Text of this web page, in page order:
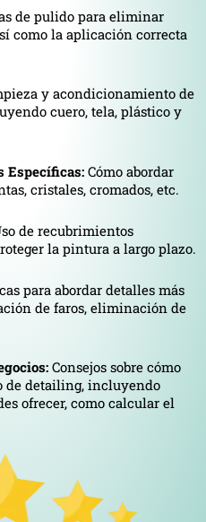
de pulido para eliminar
como la aplicación correcta
y acondicionamiento de
cuero, tela, plástico y
Específicas: Cómo abordar
cristales, cromados, etc.
de recubrimientos
la pintura a largo plazo.
para abordar detalles más
de faros, eliminación de
Consejos sobre cómo
de detailing, incluyendo
ofrecer, como calcular el